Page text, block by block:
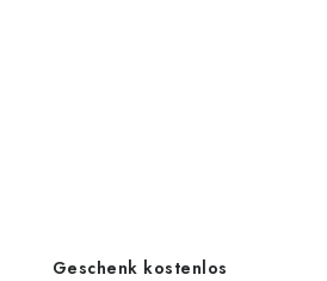
Geschenk kostenlos